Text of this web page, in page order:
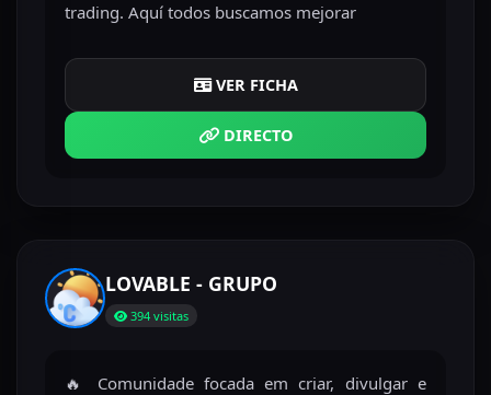
trading. Aquí todos buscamos mejorar
VER FICHA
DIRECTO
LOVABLE - GRUPO
394 visitas
🔥 Comunidade focada em criar, divulgar e